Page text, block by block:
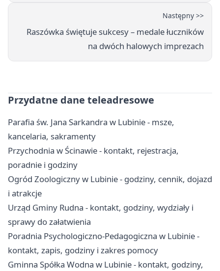
Następny >>
Raszówka świętuje sukcesy – medale łuczników
na dwóch halowych imprezach
Przydatne dane teleadresowe
Parafia św. Jana Sarkandra w Lubinie - msze,
kancelaria, sakramenty
Przychodnia w Ścinawie - kontakt, rejestracja,
poradnie i godziny
Ogród Zoologiczny w Lubinie - godziny, cennik, dojazd
i atrakcje
Urząd Gminy Rudna - kontakt, godziny, wydziały i
sprawy do załatwienia
Poradnia Psychologiczno-Pedagogiczna w Lubinie -
kontakt, zapis, godziny i zakres pomocy
Gminna Spółka Wodna w Lubinie - kontakt, godziny,